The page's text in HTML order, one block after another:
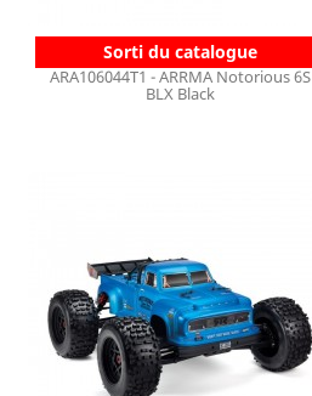
Sorti du catalogue
ARA106044T1 - ARRMA Notorious 6S
BLX Black